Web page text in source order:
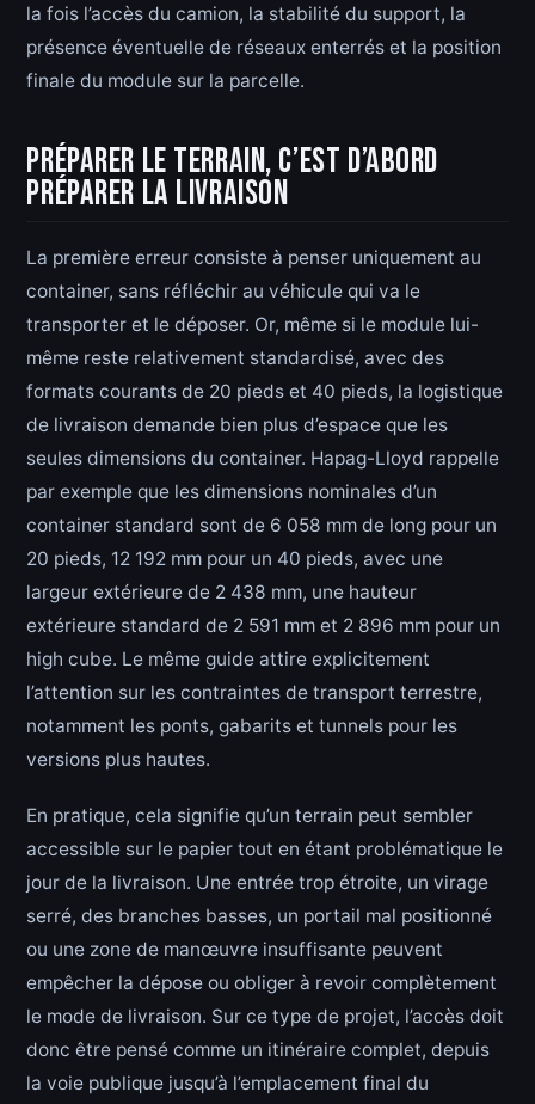
la fois l’accès du camion, la stabilité du support, la
présence éventuelle de réseaux enterrés et la position
finale du module sur la parcelle.
Préparer le terrain, c’est d’abord
préparer la livraison
La première erreur consiste à penser uniquement au
container, sans réfléchir au véhicule qui va le
transporter et le déposer. Or, même si le module lui-
même reste relativement standardisé, avec des
formats courants de 20 pieds et 40 pieds, la logistique
de livraison demande bien plus d’espace que les
seules dimensions du container. Hapag-Lloyd rappelle
par exemple que les dimensions nominales d’un
container standard sont de 6 058 mm de long pour un
20 pieds, 12 192 mm pour un 40 pieds, avec une
largeur extérieure de 2 438 mm, une hauteur
extérieure standard de 2 591 mm et 2 896 mm pour un
high cube. Le même guide attire explicitement
l’attention sur les contraintes de transport terrestre,
notamment les ponts, gabarits et tunnels pour les
versions plus hautes.
En pratique, cela signifie qu’un terrain peut sembler
accessible sur le papier tout en étant problématique le
jour de la livraison. Une entrée trop étroite, un virage
serré, des branches basses, un portail mal positionné
ou une zone de manœuvre insuffisante peuvent
empêcher la dépose ou obliger à revoir complètement
le mode de livraison. Sur ce type de projet, l’accès doit
donc être pensé comme un itinéraire complet, depuis
la voie publique jusqu’à l’emplacement final du